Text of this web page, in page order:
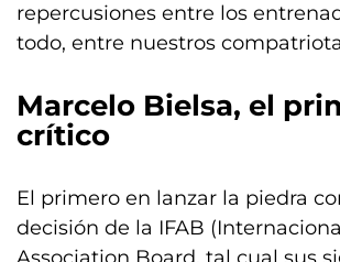
repercusiones entre los
todo, entre nuestros
Marcelo Bielsa, el
crítico
El primero en lanzar la piedra
decisión de la IFAB